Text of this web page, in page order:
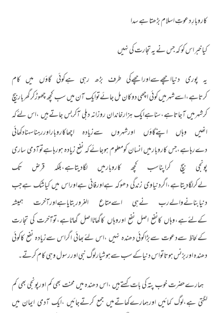
کاروبارِ دعوتِ اسلام بڑھتا ہے سدا
کیا خبر اس کو کہ جس نے یہ تجارت کی نہیں
یہ پوری دنیااچھےسےاوراچھےکی طرف بڑھ رہی ہےکوئی گاؤں میں کام
کرتاہے،اسےشہرمیں کوئی اچھی دوکان مل جائےتوایک آن میں سب کچھ چھوڑکرگھرباربیچ
کرشہرمیں آجاتاہے،سناہےایک ہزارخاندان روزانہ دہلی آکربس جاتےہیں ،اس لئےکہ
انھیں وہاں اپنےگاؤں اورشہروں سےزیادہ اچھاکاروباراوررہناسہنادکھائی
دےرہاہے،جس کاروبارمیں انسان کومعلوم ہوجائےکہ نفع زیادہ ہورہاہےتوآدمی ساری
پونجی بیچ کراپناسب کچھ کاروبارمیں لگادیتاہے،بلکہ قرض تک
لےکرلگادیتاہے،اگردنیاوی زندگی دھوکہ ہےاورفانی ہےاوراس میں کیاشک ہےجب
دنیابنانےوالےرب نےہی اسےمتاع الغروربتایاہےاورآخرت ہمیشہ
کےلئےہے،وہاں کانفع اصل نفع اوروہاں کاگھاٹااصل گھاٹاہے،توآخرت کی تجارت
کےلحاظ سےدعوت سےبڑاکوئی دھندہ نہیں ،اس لئےبھائی اگراس سےزیادہ نفع کاکوئی
دھندہ اوربزنس ہوتاتواس دنیاکےسب سےہوشیارلوگ نبی اوررسول وہی کام کرتے۔
ہمارےحضرت خوب پتہ کی بات کہتےہیں ،اس دھندہ میں محنت بھی کم اورپونجی بھی کم
لگتی ہے،لوگ کمائیں اورہمارےکھاتےمیں جمع کرتےجائیں ،ایک آدمی ایمان میں